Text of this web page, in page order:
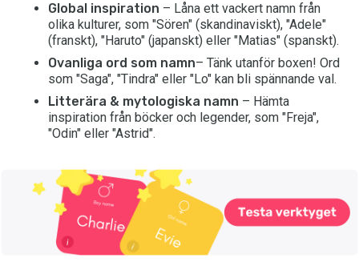
Global inspiration – Låna ett vackert namn från
olika kulturer, som "Sören" (skandinaviskt), "Adele"
(franskt), "Haruto" (japanskt) eller "Matias" (spanskt).
Ovanliga ord som namn– Tänk utanför boxen! Ord
som "Saga", "Tindra" eller "Lo" kan bli spännande val.
Litterära & mytologiska namn – Hämta
inspiration från böcker och legender, som "Freja",
"Odin" eller "Astrid".